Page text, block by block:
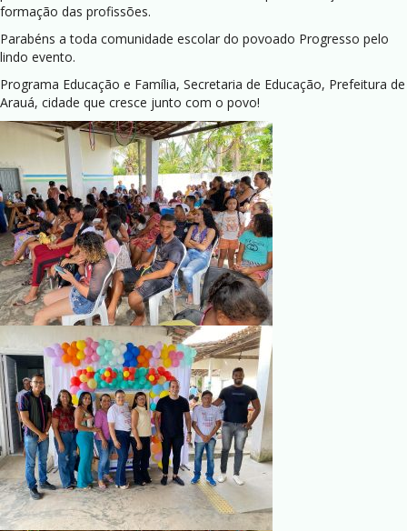
formação das profissões.
Parabéns a toda comunidade escolar do povoado Progresso pelo
lindo evento.
Programa Educação e Família, Secretaria de Educação, Prefeitura de
Arauá, cidade que cresce junto com o povo!